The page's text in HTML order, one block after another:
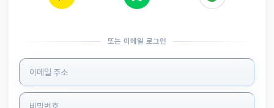
또는 이메일 로그인
로그인 정보 입력